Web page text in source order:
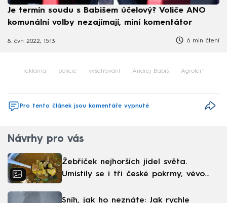
Je termín soudu s Babišem účelový? Voliče ANO
komunální volby nezajímají, míní komentátor
8. čvn 2022, 15:13 6 min čtení
reklama policie vyšetřování Andrej Babiš Agrofert
Pro tento článek jsou komentáře vypnuté
Návrhy pro vás
Žebříček nejhorších jídel světa.
Umístily se i tři české pokrmy, vévodí
Sníh, jak ho neznáte: Jak rychle